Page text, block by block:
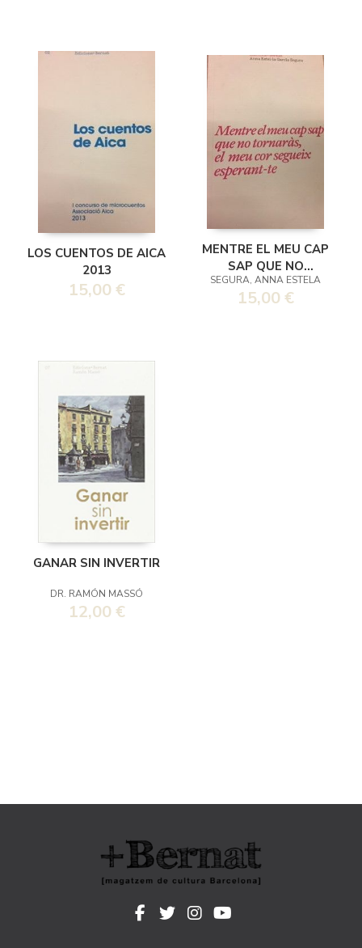
LOS CUENTOS DE AICA
2013
15,00 €
MENTRE EL MEU CAP
SAP QUE NO
TORNARAS EL MEU
COR SEGUEIX
SEGURA, ANNA ESTELA
15,00 €
GANAR SIN INVERTIR
DR. RAMÓN MASSÓ
12,00 €